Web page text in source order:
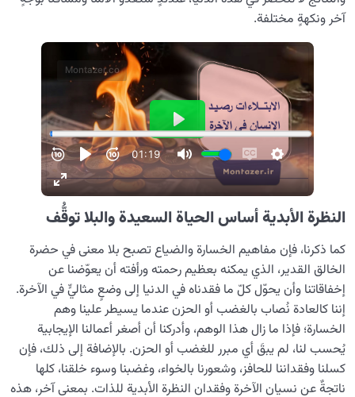
آخر ونكهةٍ مختلفة.
النظرة الأبدية أساس الحياة السعيدة والبلا توقُّف
كما ذكرنا، فإن مفاهيم الخسارة والضياع تصبح بلا معنى في حضرة
الخالق القدير، الذي يمكنه بعظيم رحمته ورأفته أن يعوّضنا عن
إخفاقاتنا وأن يحوّل كلّ ما فقدناه في الدنيا إلى وضعٍ مثاليٍّ في الآخرة.
إننا كالعادة نُصاب بالغضب أو الحزن عندما يسيطر علينا وهم
الخسارة؛ فإذا ما زال هذا الوهم، وأدركنا أن أصغر أعمالنا الإيجابية
يُحسب لنا، لم يبقَ أي مبرر للغضب أو الحزن. بالإضافة إلى ذلك، فإن
كسلنا وفقداننا للحافز، وشعورنا بالخواء، وغضبنا وسوء خلقنا، كلها
ناتجةٌ عن نسيان الآخرة وفقدان النظرة الأبدية للذات. بمعنى آخر، هذه